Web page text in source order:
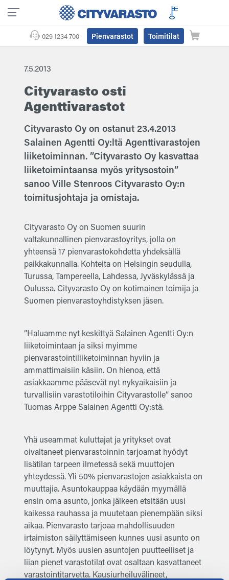
029 1234 700 Pienvarastot Toimitilat
7.5.2013
Cityvarasto osti
Agenttivarastot
Cityvarasto Oy on ostanut 23.4.2013
Salainen Agentti Oy:ltä Agenttivarastojen
liiketoiminnan. ”Cityvarasto Oy kasvattaa
liiketoimintaansa myös yritysostoin”
sanoo Ville Stenroos Cityvarasto Oy:n
toimitusjohtaja ja omistaja.
Cityvarasto Oy on Suomen suurin
valtakunnallinen pienvarastoyritys, jolla on
yhteensä 17 pienvarastokohdetta yhdeksällä
paikkakunnalla. Kohteita on Helsingin seudulla,
Turussa, Tampereella, Lahdessa, Jyväskylässä ja
Oulussa. Cityvarasto Oy on kotimainen toimija ja
Suomen pienvarastoyhdistyksen jäsen.
”Haluamme nyt keskittyä Salainen Agentti Oy:n
liiketoimintaan ja siksi myimme
pienvarastointiliiketoiminnan hyviin ja
ammattimaisiin käsiin. On hienoa, että
asiakkaamme pääsevät nyt nykyaikaisiin ja
turvallisiin varastotiloihin Cityvarastolle” sanoo
Tuomas Arppe Salainen Agentti Oy:stä.
Yhä useammat kuluttajat ja yritykset ovat
oivaltaneet pienvarastoinnin tarjoamat hyödyt
lisätilan tarpeen ilmetessä sekä muuttojen
yhteydessä. Yli 50% pienvarastojen asiakkaista on
muuttajia. Asuntokauppaa käydään myymällä
ensin oma asunto, jonka jälkeen etsitään uusi
kaikessa rauhassa ja muutetaan pienempään siksi
aikaa. Pienvarasto tarjoaa mahdollisuuden
irtaimiston säilyttämiseen kunnes uusi asunto on
löytynyt. Myös uusien asuntojen puutteelliset ja
liian pienet varastotilat ovat osaltaan kasvattaneet
varastointitarvetta. Kausiurheiluvälineet,